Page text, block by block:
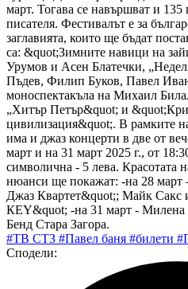
март. Тогава се навършват и
писателя. Фестивалът е за
заглавията, които ще бъдат
са: &quot;Зимните навици на
Урумов и Асен Блатечки,
Пъдев, Филип Буков, Павел
моноспектакъла на Михаил
„Хитър Петър&quot; и
цивилизация&quot;. В рамките
има и джаз концерти в две от
март и на 31 март 2025 г., от
символична - 5 лева. Красотата
нюанси ще покажат: -на 28
Джаз Квартет&quot;; Майк
КЕY&quot; -на 31 март - Милена
Бенд Стара Загора.
#ТВ СТЗ #Павел баня #билети
Сподели: